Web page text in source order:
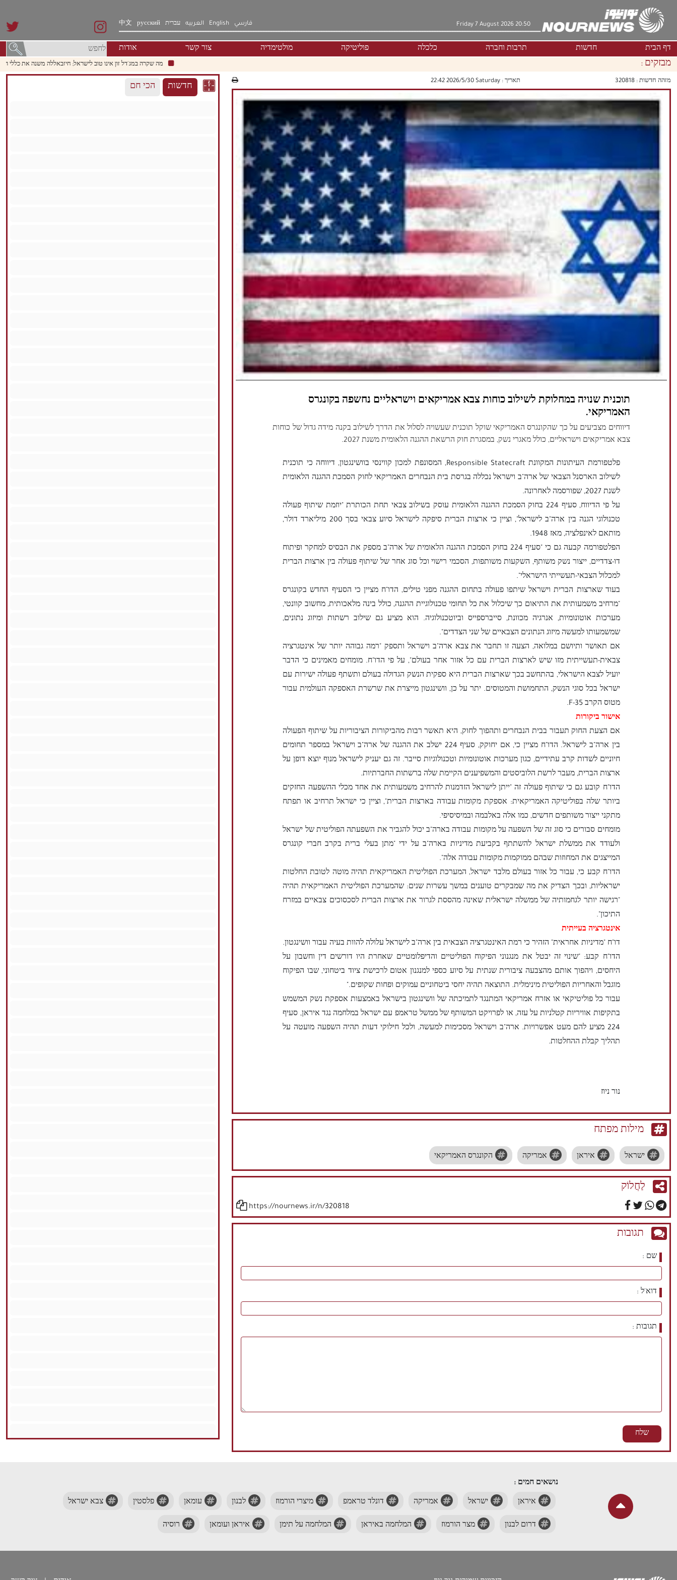
Friday 7 August 2026 20:50 فارسي English العربيه עברית русский
中文
דף הבית חדשות תרבות וחברה כלכלה פוליטיקה מולטימדיה צור קשר אודות
מבזקים : מה שקרה במג'דל זון אינו טוב לישראל; חיזבאללה משנה את כללי המשחק.
מזהה חדשות : 320818 תאריך : ‫Saturday‬ 2026/5/30 22:42
תוכנית שנויה במחלוקת לשילוב כוחות צבא אמריקאים וישראליים נחשפה בקונגרס
האמריקאי.
דיווחים מצביעים על כך שהקונגרס האמריקאי שוקל תוכנית שעשויה לסלול את הדרך לשילוב בקנה מידה גדול של כוחות
צבא אמריקאים וישראליים, כולל מאגרי נשק, במסגרת חוק הרשאת ההגנה הלאומית משנת 2027.
פלטפורמת העיתונות המקוונת Responsible Statecraft, המסונפת למכון קווינסי בוושינגטון, דיווחה כי תוכנית
לשילוב הארסנל הצבאי של ארה"ב וישראל נכללה בגרסת בית הנבחרים האמריקאי לחוק הסמכת ההגנה הלאומית
לשנת 2027, שפורסמה לאחרונה.
על פי הדיווח, סעיף 224 בחוק הסמכת ההגנה הלאומית עוסק בשילוב צבאי תחת הכותרת "יוזמת שיתוף פעולה
טכנולוגי הגנה בין ארה"ב לישראל", וציין כי ארצות הברית סיפקה לישראל סיוע צבאי בסך 200 מיליארד דולר,
מותאם לאינפלציה, מאז 1948.
הפלטפורמה קבעה גם כי "סעיף 224 בחוק הסמכת ההגנה הלאומית של ארה"ב מספק את הבסיס למחקר ופיתוח
דו-צדדיים, ייצור נשק משותף, השקעות משותפות, הסכמי רישוי וכל סוג אחר של שיתוף פעולה בין ארצות הברית
למכלול הצבאי-תעשייתי הישראלי".
בעוד שארצות הברית וישראל שיתפו פעולה בתחום ההגנה מפני טילים, הדו"ח מציין כי הסעיף החדש בקונגרס
"מרחיב משמעותית את התיאום כך שיכלול את כל תחומי טכנולוגיית ההגנה, כולל בינה מלאכותית, מחשוב קוונטי,
מערכות אוטונומיות, אנרגיה מכוונת, סייברספייס וביוטכנולוגיה. הוא מציע גם שילוב רשתות ומיזוג נתונים,
שמשמעותו למעשה מיזוג הנתונים הצבאיים של שני הצדדים".
אם תאושר ותיושם במלואה, הצעה זו תחבר את צבא ארה"ב וישראל ותספק "רמה גבוהה יותר של אינטגרציה
צבאית-תעשייתית מזו שיש לארצות הברית עם כל אזור אחר בעולם", על פי הדו"ח. מומחים מאמינים כי הדבר
יועיל לצבא הישראלי, בהתחשב בכך שארצות הברית היא ספקית הנשק הגדולה בעולם ותשתף פעולה ישירות עם
ישראל בכל סוגי הנשק, התחמושת והמטוסים. יתר על כן, וושינגטון מייצרת את שרשרת האספקה ​​העולמית עבור
מטוס הקרב F-35.
אישור ביקורות
אם הצעת החוק תעבור בבית הנבחרים ותהפוך לחוק, היא תאשר רבות מהביקורות הציבוריות על שיתוף הפעולה
בין ארה"ב לישראל. הדו"ח מציין כי, אם יחוקק, סעיף 224 ישלב את ההגנה של ארה"ב וישראל במספר תחומים
חיוניים לשדות קרב עתידיים, כגון מערכות אוטונומיות וטכנולוגיות סייבר. זה גם יעניק לישראל מנוף יוצא דופן על
ארצות הברית, מעבר לרשת הלוביסטים והמשפיענים הקיימת שלה ברשתות החברתיות.
הדו"ח קובע גם כי שיתוף פעולה זה "ייתן לישראל הזדמנות להרחיב משמעותית את אחד מכלי ההשפעה החזקים
ביותר שלה בפוליטיקה האמריקאית: אספקת מקומות עבודה בארצות הברית", וציין כי ישראל תרחיב או תפתח
מתקני ייצור משותפים חדשים, כמו אלה באלבמה ובמיסיסיפי.
מומחים סבורים כי סוג זה של השפעה על מקומות עבודה בארה"ב יכול להגביר את השפעתה הפוליטית של ישראל
ולעודד את ממשלת ישראל להשתתף בקביעת מדיניות בארה"ב על ידי "מתן בעלי ברית בקרב חברי קונגרס
המייצגים את המחוזות שבהם ממוקמות מקומות עבודה אלה".
הדו"ח קבע כי, עבור כל אזור בעולם מלבד ישראל, המערכת הפוליטית האמריקאית תהיה מוטה לטובת החלטות
ישראליות, ובכך הצדיק את מה שמבקרים טוענים במשך עשרות שנים: שהמערכת הפוליטית האמריקאית תהיה
"רגישה יותר לגחמותיה של ממשלה ישראלית שאינה מהססת לגרור את ארצות הברית לסכסוכים צבאיים במזרח
התיכון".
אינטגרציה בעייתית
דו"ח "מדיניות אחראית" הזהיר כי רמת האינטגרציה הצבאית בין ארה"ב לישראל עלולה להוות בעיה עבור וושינגטון.
הדו"ח קבע: "שינוי זה יבטל את מנגנוני הפיקוח הפוליטיים והדיפלומטיים שאחרת היו דורשים דין וחשבון על
היחסים, ויהפוך אותם מהצבעה ציבורית שנתית על סיוע כספי למנגנון אטום לרכישת ציוד ביטחוני, שבו הפיקוח
מוגבל והאחריות הפוליטית מינימלית. התוצאה תהיה יחסי ביטחוניים עמוקים ופחות שקופים."
עבור כל פוליטיקאי או אזרח אמריקאי המתנגד לתמיכתה של וושינגטון בישראל באמצעות אספקת נשק המשמש
בתקיפות אוויריות קטלניות על עזה, או לפרויקט המשותף של ממשל טראמפ עם ישראל במלחמה נגד איראן, סעיף
224 מציע להם מעט אפשרויות. ארה"ב וישראל מסכימות למעשה, ולכל חילוקי דעות תהיה השפעה מועטה על
תהליך קבלת ההחלטות.
נור ניוז
מילות מפתח
ישראל איראן אמריקה הקונגרס האמריקאי
לַחֲלוֹק
https://nournews.ir/n/320818
תגובות
שם
דוא'ל
תגובות
חדשות הכי חם
נושאים חמים :
איראן ישראל אמריקה דונלד טראמפ מיצרי הורמוז לבנון עומאן פלסטין צבא ישראל
דרום לבנון מצר הורמוז המלחמה באיראן המלחמה על תימן איראן ועומאן רוסיה